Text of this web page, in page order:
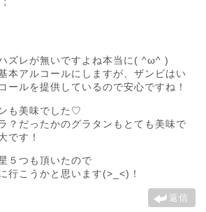
ズレが無いですよね本当に( ^ω^ )
本アルコールにしますが、ザンビはい
ールを提供しているので安心ですね！
も美味でした♡
？だったかのグラタンもとても美味で
です！
５つも頂いたので
行こうかと思います(>_<)！
返信